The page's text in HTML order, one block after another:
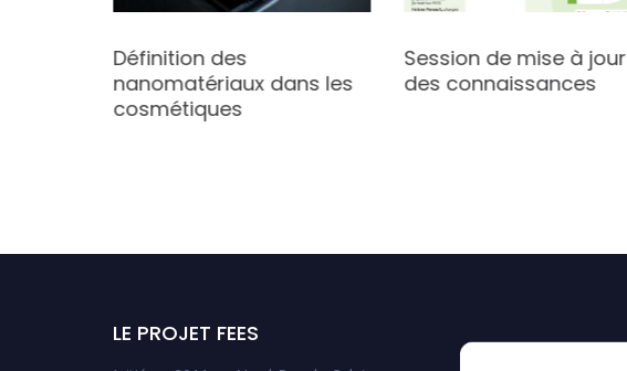
Définition des
nanomatériaux dans les
cosmétiques
Session de mise à jour
des connaissances
LE PROJET FEES